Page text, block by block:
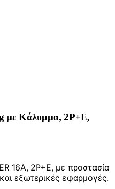
με Κάλυμμα, 2P+E,
16A, 2P+E, με προστασία
εξωτερικές εφαρμογές.